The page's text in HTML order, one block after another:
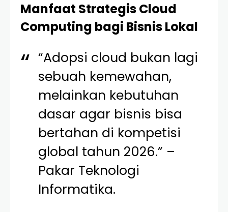
Manfaat Strategis Cloud
Computing bagi Bisnis Lokal
“Adopsi cloud bukan lagi
sebuah kemewahan,
melainkan kebutuhan
dasar agar bisnis bisa
bertahan di kompetisi
global tahun 2026.” –
Pakar Teknologi
Informatika.